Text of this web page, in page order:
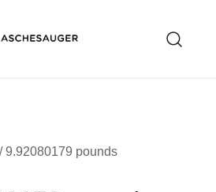
9.92080179 pounds